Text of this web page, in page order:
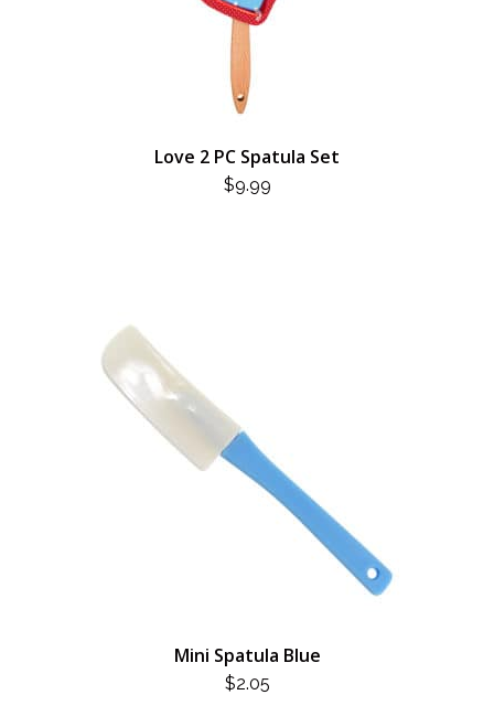
Love 2 PC Spatula Set
$9.99
Mini Spatula Blue
$2.05